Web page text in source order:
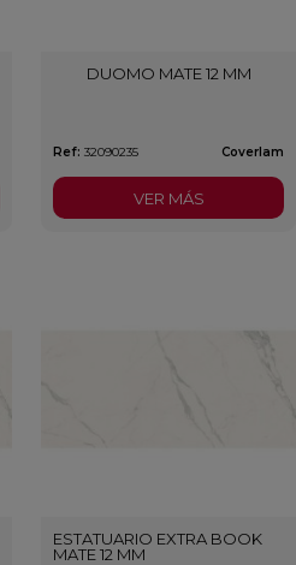
DUOMO MATE 12 MM
Ref: 32090235 Coverlam
VER MÁS
ESTATUARIO EXTRA BOOK
MATE 12 MM